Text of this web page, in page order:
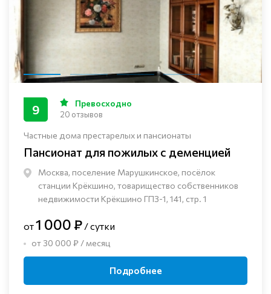
Частные дома престарелых и пансионаты
Пансионат для пожилых с деменцией
Москва, поселение Марушкинское, посёлок
станции Крёкшино, товарищество собственников
недвижимости Крёкшино ГПЗ-1, 141, стр. 1
9 Превосходно
20 отзывов
от1 000 ₽ / сутки
от 30 000 ₽ / месяц
Подробнее